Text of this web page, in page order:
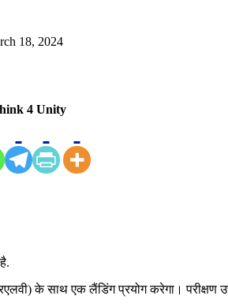
18, 2024
4 Unity
के साथ एक लैंडिंग प्रयोग करेगा। परीक्षण